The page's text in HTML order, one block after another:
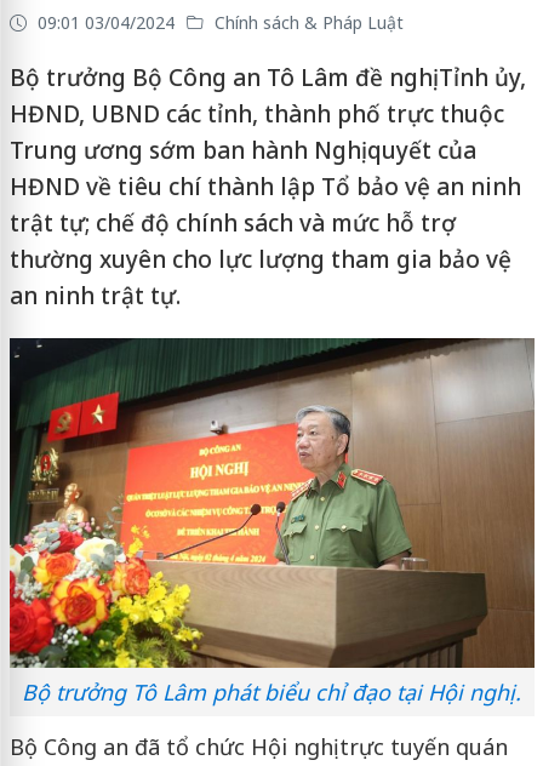
09:01 03/04/2024 Chính sách & Pháp Luật
Bộ trưởng Bộ Công an Tô Lâm đề nghị Tỉnh ủy,
HĐND, UBND các tỉnh, thành phố trực thuộc
Trung ương sớm ban hành Nghị quyết của
HĐND về tiêu chí thành lập Tổ bảo vệ an ninh
trật tự; chế độ chính sách và mức hỗ trợ
thường xuyên cho lực lượng tham gia bảo vệ
an ninh trật tự.
Bộ trưởng Tô Lâm phát biểu chỉ đạo tại Hội nghị.
Bộ Công an đã tổ chức Hội nghị trực tuyến quán